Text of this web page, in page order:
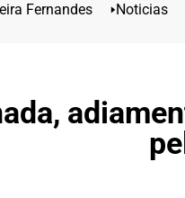
Fernandes 🢒Noticias